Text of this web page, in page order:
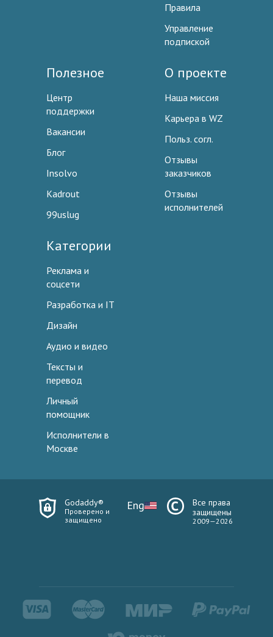
Правила
Управление
подпиской
Полезное
Центр
поддержки
Вакансии
Блог
Insolvo
Kadrout
99uslug
О проекте
Наша миссия
Карьера в WZ
Польз. согл.
Отзывы
заказчиков
Отзывы
исполнителей
Категории
Реклама и
соцсети
Разработка и IT
Дизайн
Аудио и видео
Тексты и
перевод
Личный
помощник
Исполнители в
Москве
Godaddy®
Проверено и
защищено
Eng
Все права
защищены
2009—2026